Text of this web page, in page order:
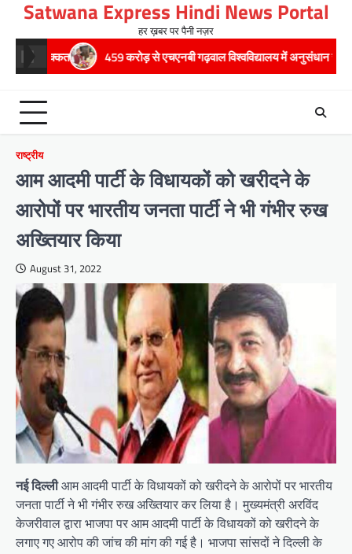
content
Satwana Express Hindi News Portal
हर ख़बर पर पैनी नज़र
459 करोड़ से एचएनबी गढ़वाल विश्वविद्यालय में अनुसंधान संरचना होगी
राष्ट्रीय
आम आदमी पार्टी के विधायकों को खरीदने के
आरोपों पर भारतीय जनता पार्टी ने भी गंभीर रुख
अख्तियार किया
August 31, 2022
नई दिल्लीआम आदमी पार्टी के विधायकों को खरीदने के आरोपों पर भारतीय
जनता पार्टी ने भी गंभीर रुख अख्तियार कर लिया है। मुख्यमंत्री अरविंद
केजरीवाल द्वारा भाजपा पर आम आदमी पार्टी के विधायकों को खरीदने के
लगाए गए आरोप की जांच की मांग की गई है। भाजपा सांसदों ने दिल्ली के